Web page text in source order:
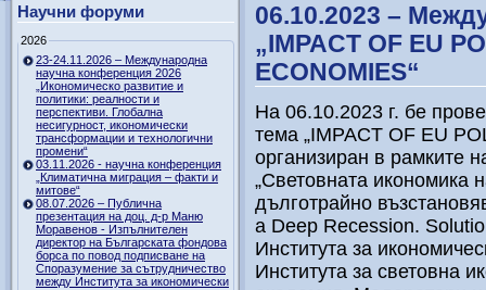
Научни форуми
2026
23-24.11.2026 – Международна
научна конференция 2026
„Икономическо развитие и
политики: реалности и
перспективи. Глобална
несигурност, икономически
трансформации и технологични
промени“
03.11.2026 - научна конференция
„Климатична миграция – факти и
митове“
08.07.2026 – Публична
презентация на доц. д-р Маню
Моравенов - Изпълнителен
директор на Българската фондова
борса по повод подписване на
Споразумение за сътрудничество
между Института за икономически
06.10.2023 –
„IMPACT OF EU
ECONOMIES“
На 06.10.2023 г. бе
тема „IMPACT OF EU
организиран в рамките
„Световната икономика
дълготрайно
a Deep Recession.
Института за
Института за световна